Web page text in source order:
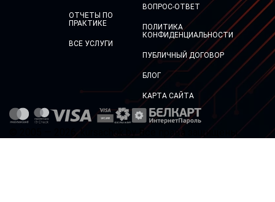
ОТЧЕТЫ ПО
ПРАКТИКЕ
ВСЕ УСЛУГИ
ВОПРОС-ОТВЕТ
ПОЛИТИКА
КОНФИДЕНЦИАЛЬНОСТИ
ПУБЛИЧНЫЙ ДОГОВОР
БЛОГ
КАРТА САЙТА
© 2005 — 2026, kursachok.by Все права защищены.